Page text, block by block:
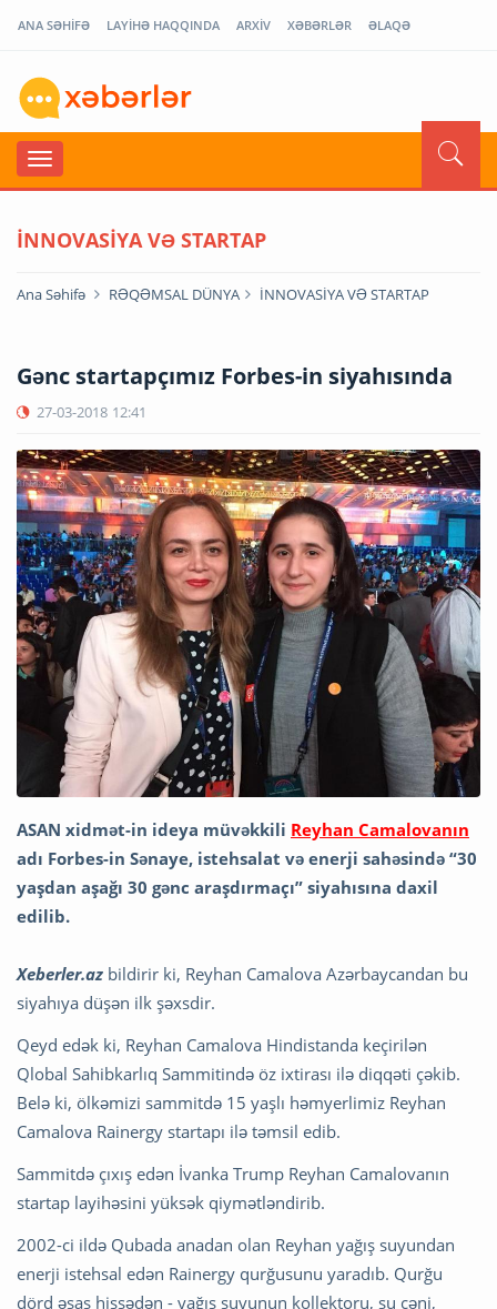
ANA SƏHİFƏ LAYİHƏ HAQQINDA ARXİV XƏBƏRLƏR ƏLAQƏ
İNNOVASİYA VƏ STARTAP
Ana Səhifə RƏQƏMSAL DÜNYA İNNOVASİYA VƏ STARTAP
Gənc startapçımız Forbes-in siyahısında
27-03-2018 12:41
ASAN xidmət-in ideya müvəkkili Reyhan Camalovanın
adı Forbes-in Sənaye, istehsalat və enerji sahəsində “30
yaşdan aşağı 30 gənc araşdırmaçı” siyahısına daxil
edilib.
Xeberler.az bildirir ki, Reyhan Camalova Azərbaycandan bu
siyahıya düşən ilk şəxsdir.
Qeyd edək ki, Reyhan Camalova Hindistanda keçirilən
Qlobal Sahibkarlıq Sammitində öz ixtirası ilə diqqəti çəkib.
Belə ki, ölkəmizi sammitdə 15 yaşlı həmyerlimiz Reyhan
Camalova Rainergy startapı ilə təmsil edib.
Sammitdə çıxış edən İvanka Trump Reyhan Camalovanın
startap layihəsini yüksək qiymətləndirib.
2002-ci ildə Qubada anadan olan Reyhan yağış suyundan
enerji istehsal edən Rainergy qurğusunu yaradıb. Qurğu
dörd əsas hissədən - yağış suyunun kollektoru, su çəni,